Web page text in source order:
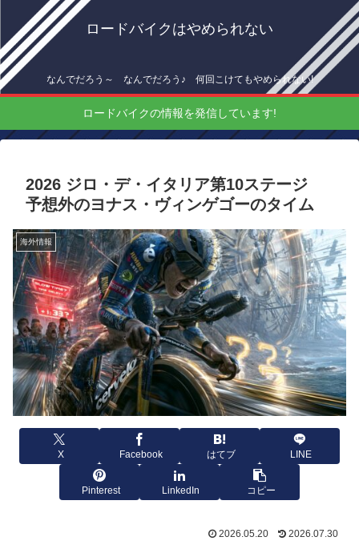
ロードバイクはやめられない
なんでだろう～ なんでだろう♪ 何回こけてもやめられない!
ロードバイクの情報を発信しています!
2026 ジロ・デ・イタリア第10ステージ
予想外のヨナス・ヴィンゲゴーのタイム
海外情報
X Facebook はてブ LINE
Pinterest LinkedIn コピー
2026.05.20 2026.07.30